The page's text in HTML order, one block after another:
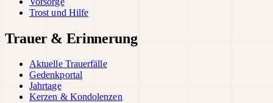
Trost und Hilfe
Trauer & Erinnerung
Aktuelle Trauerfälle
Gedenkportal
Jahrtage
Kerzen & Kondolenzen